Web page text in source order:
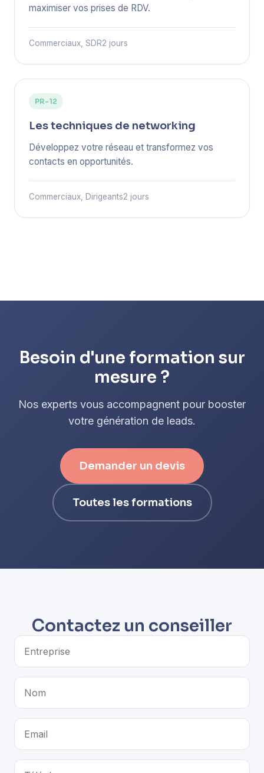
maximiser vos prises de RDV.
Commerciaux, SDR2 jours
PR-12
Les techniques de networking
Développez votre réseau et transformez vos
contacts en opportunités.
Commerciaux, Dirigeants2 jours
Besoin d'une formation sur
mesure ?
Nos experts vous accompagnent pour booster
votre génération de leads.
Demander un devis
Toutes les formations
Contactez un conseiller